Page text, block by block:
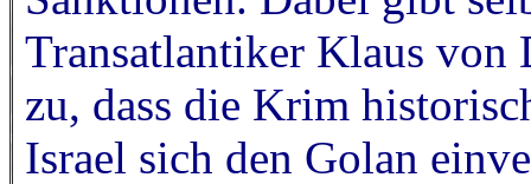
Transatlantiker Klaus von
zu, dass die Krim
Israel sich den Golan